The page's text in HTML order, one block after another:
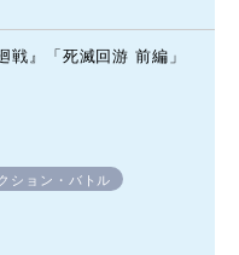
戦』「死滅回游 前編」
ション・バトル